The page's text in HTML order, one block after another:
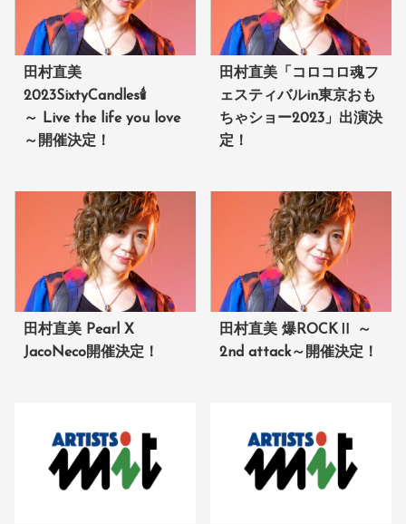
田村直美
2023SixtyCandles🕯
～ Live the life you love
～開催決定！
田村直美「コロコロ魂フ
ェスティバルin東京おも
ちゃショー2023」出演決
定！
田村直美 Pearl X
JacoNeco開催決定！
田村直美 爆ROCKⅡ ～
2nd attack～開催決定！